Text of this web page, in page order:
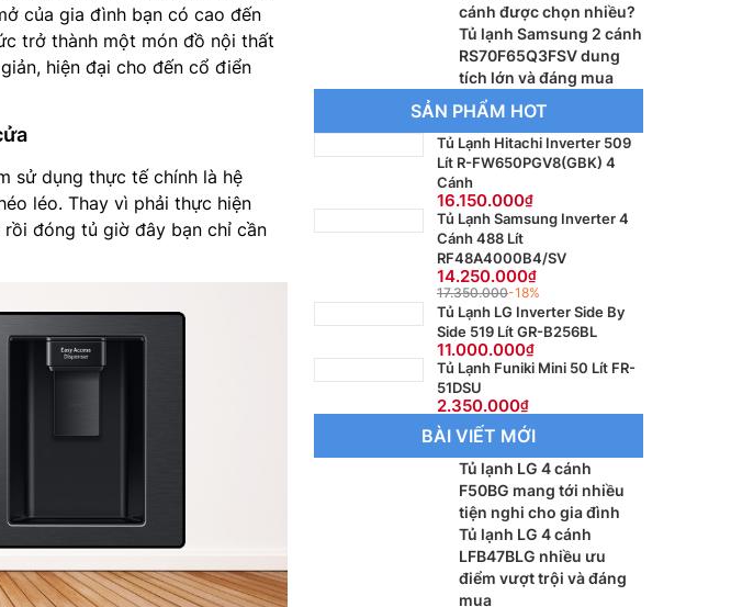
của gia đình bạn có cao đến
trở thành một món đồ nội thất
hiện đại cho đến cổ điển
sử dụng thực tế chính là hệ
léo. Thay vì phải thực hiện
đóng tủ giờ đây bạn chỉ cần
cánh được chọn nhiều?
Tủ lạnh Samsung 2 cánh
RS70F65Q3FSV dung
tích lớn và đáng mua
SẢN PHẨM HOT
Tủ Lạnh Hitachi Inverter 509
Lít R-FW650PGV8(GBK) 4
Cánh
16.150.000
Tủ Lạnh Samsung Inverter 4
Cánh 488 Lít
RF48A4000B4/SV
14.250.000
17.350.000-18%
Tủ Lạnh LG Inverter Side By
Side 519 Lít GR-B256BL
11.000.000
Tủ Lạnh Funiki Mini 50 Lít FR-
51DSU
2.350.000
BÀI VIẾT MỚI
Tủ lạnh LG 4 cánh
F50BG mang tới nhiều
tiện nghi cho gia đình
Tủ lạnh LG 4 cánh
LFB47BLG nhiều ưu
điểm vượt trội và đáng
mua